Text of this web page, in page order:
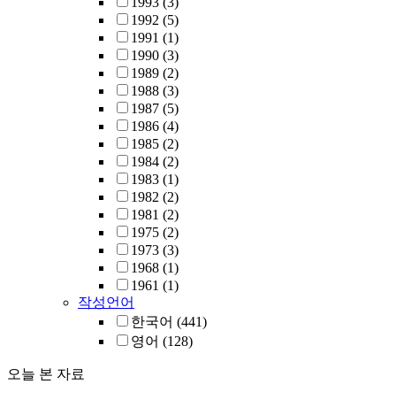
1992 (5)
1991 (1)
1990 (3)
1989 (2)
1988 (3)
1987 (5)
1986 (4)
1985 (2)
1984 (2)
1983 (1)
1982 (2)
1981 (2)
1975 (2)
1973 (3)
1968 (1)
1961 (1)
작성언어
한국어 (441)
영어 (128)
오늘 본 자료